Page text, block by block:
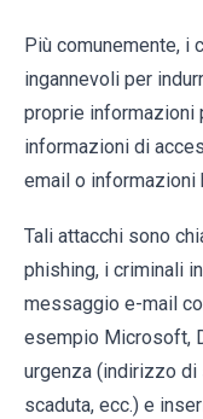
Più comunemente, i
ingannevoli per
proprie informazioni
informazioni di
email o informazioni
Tali attacchi sono
phishing, i criminali
messaggio e-mail
esempio Microsoft,
urgenza (indirizzo
scaduta, ecc.) e